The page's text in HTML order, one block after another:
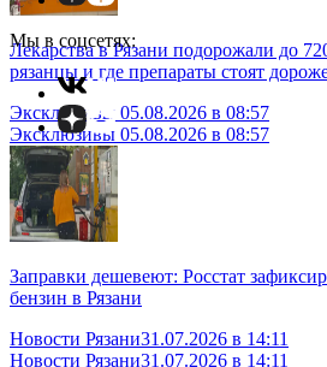
Мы в соцсетях:
Лекарства в Рязани подорожали до
рязанцы и где препараты стоят
Эксклюзивы 05.08.2026 в 08:57
Эксклюзивы 05.08.2026 в 08:57
Заправки дешевеют: Росстат
бензин в Рязани
Новости Рязани31.07.2026 в 14:11
Новости Рязани31.07.2026 в 14:11